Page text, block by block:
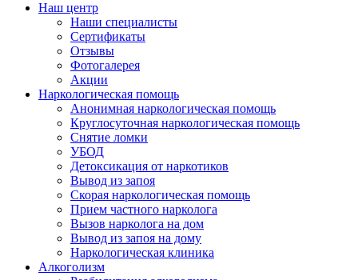
Наш центр
Наши специалисты
Сертификаты
Отзывы
Фотогалерея
Акции
Наркологическая помощь
Анонимная наркологическая помощь
Круглосуточная наркологическая помощь
Снятие ломки
УБОД
Детоксикация от наркотиков
Вывод из запоя
Скорая наркологическая помощь
Прием частного нарколога
Вызов нарколога на дом
Вывод из запоя на дому
Наркологическая клиника
Алкоголизм